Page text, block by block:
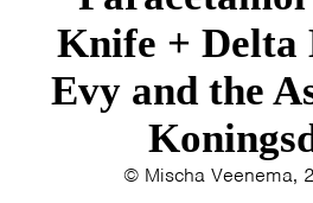
Knife + Delta
Evy and the
© Mischa Veenema,